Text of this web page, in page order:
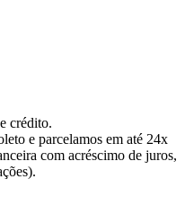
crédito.
e parcelamos em até 24x
com acréscimo de juros,